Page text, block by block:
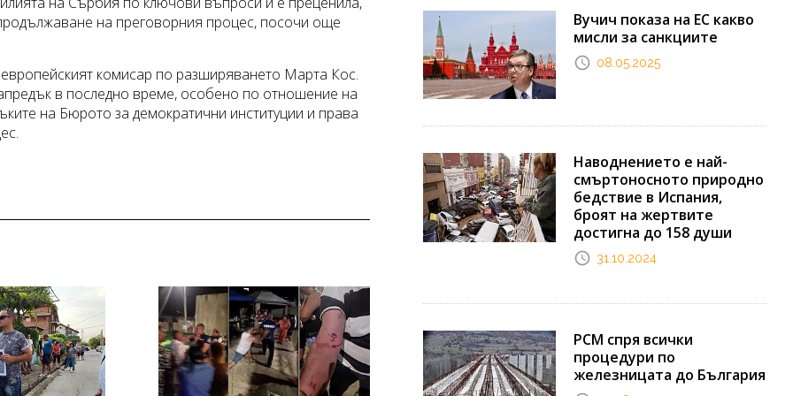
на преговорния процес, посочи още
комисар по разширяването Марта Кос.
в последно време, особено по отношение на
на Бюрото за демократични институции и права
Вучич показа на ЕС какво
мисли за санкциите
08.05.2025
Наводнението е най-
смъртоносното природно
бедствие в Испания,
броят на жертвите
достигна до 158 души
31.10.2024
РСМ спря всички
процедури по
железницата до България